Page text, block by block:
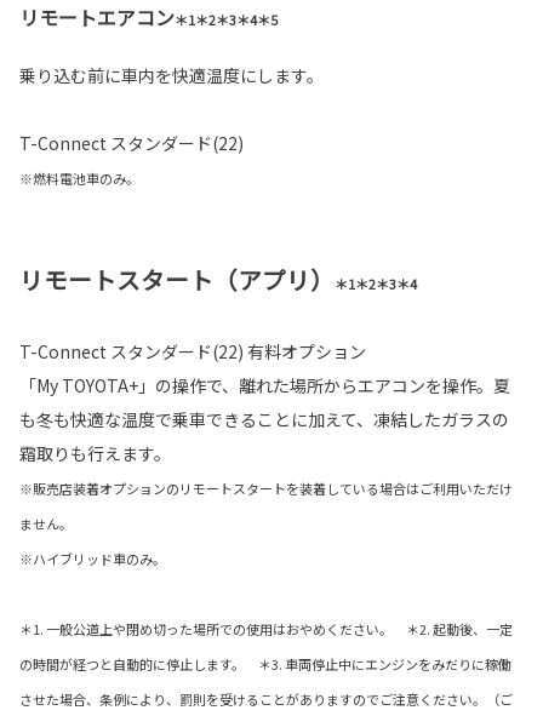
リモートエアコン＊1＊2＊3＊4＊5
乗り込む前に車内を快適温度にします。
T-Connect スタンダード(22)
※燃料電池車のみ。
リモートスタート（アプリ） ＊1＊2＊3＊4
T-Connect スタンダード(22) 有料オプション
「My TOYOTA+」の操作で、離れた場所からエアコンを操作。夏
も冬も快適な温度で乗車できることに加えて、凍結したガラスの
霜取りも行えます。
※販売店装着オプションのリモートスタートを装着している場合はご利用いただけ
ません。
※ハイブリッド車のみ。
＊1. 一般公道上や閉め切った場所での使用はおやめください。 ＊2. 起動後、一定
の時間が経つと自動的に停止します。 ＊3. 車両停止中にエンジンをみだりに稼働
させた場合、条例により、罰則を受けることがありますのでご注意ください。（ご